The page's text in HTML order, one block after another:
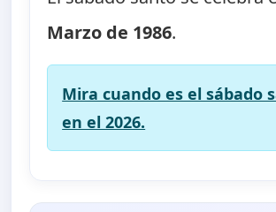
Marzo de 1986.
Mira cuando es el sábado
en el 2026.